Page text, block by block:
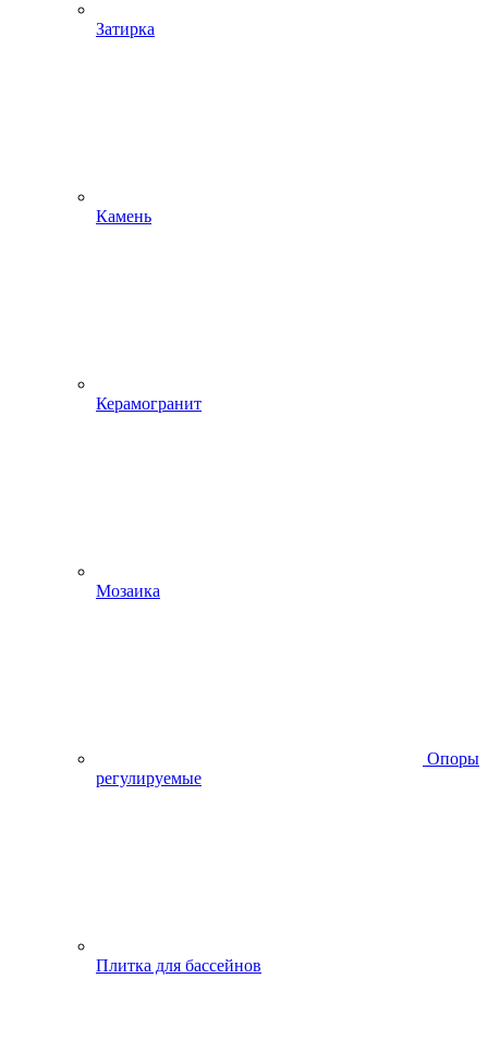
Затирка
Камень
Керамогранит
Мозаика
Опоры
регулируемые
Плитка для бассейнов